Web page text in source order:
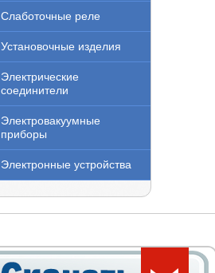
Слаботочные реле
Установочные изделия
Электрические
соединители
Электровакуумные
приборы
Электронные устройства